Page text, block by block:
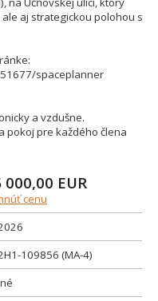
aj strategickou polohou s
spaceplanner
a vzdušne.
pokoj pre každého člena
000,00 EUR
cenu
109856 (MA-4)